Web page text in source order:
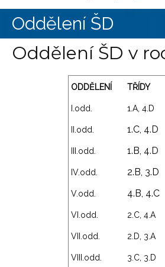
Oddělení ŠD
Oddělení ŠD v
ODDĚLENÍ TŘÍDY
I.odd. 1.A, 4.D
II.odd. 1.C, 4.D
III.odd. 1.B, 4.D
IV.odd. 2.B, 3.D
V.odd. 4.B, 4.C
VI.odd. 2.C, 4.A
VII.odd. 2.D, 3.A
VIII.odd. 3.C, 3.D